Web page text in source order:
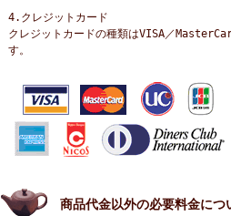
4.クレジットカード
クレジットカードの種類はVISA／
す。
商品代金以外の必要料金につ